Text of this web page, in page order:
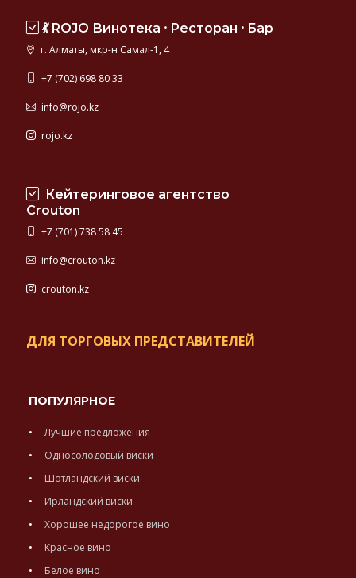
💃 ROJO Винотека ⸱ Ресторан ⸱ Бар
г. Алматы, мкр-н Самал-1, 4
+7 (702) 698 80 33
info@rojo.kz
rojo.kz
Кейтеринговое агентство
Crouton
+7 (701) 738 58 45
info@crouton.kz
crouton.kz
ДЛЯ ТОРГОВЫХ ПРЕДСТАВИТЕЛЕЙ
ПОПУЛЯРНОЕ
Лучшие предложения
Односолодовый виски
Шотландский виски
Ирландский виски
Хорошее недорогое вино
Красное вино
Белое вино